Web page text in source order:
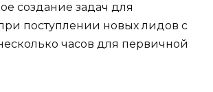
создание задач для
поступлении новых лидов с
часов для первичной